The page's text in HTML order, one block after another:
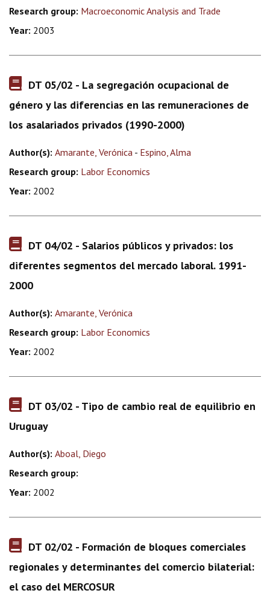
Research group: Macroeconomic Analysis and Trade
Year: 2003
DT 05/02 - La segregación ocupacional de
género y las diferencias en las remuneraciones de
los asalariados privados (1990-2000)
Author(s): Amarante, Verónica - Espino, Alma
Research group: Labor Economics
Year: 2002
DT 04/02 - Salarios públicos y privados: los
diferentes segmentos del mercado laboral. 1991-
2000
Author(s): Amarante, Verónica
Research group: Labor Economics
Year: 2002
DT 03/02 - Tipo de cambio real de equilibrio en
Uruguay
Author(s): Aboal, Diego
Research group:
Year: 2002
DT 02/02 - Formación de bloques comerciales
regionales y determinantes del comercio bilaterial:
el caso del MERCOSUR